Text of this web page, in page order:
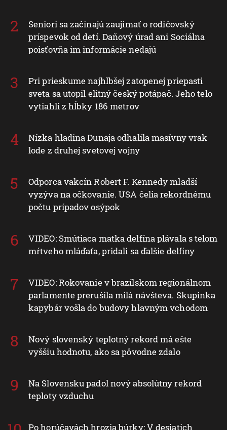
Seniori sa začínajú zaujímať o rodičovský
príspevok od detí. Daňový úrad ani Sociálna
poisťovňa im informácie nedajú
Pri prieskume najhlbšej zatopenej priepasti
sveta sa utopil elitný český potápač. Jeho telo
vytiahli z hĺbky 186 metrov
Nízka hladina Dunaja odhalila masívny vrak
lode z druhej svetovej vojny
Odporca vakcín Robert F. Kennedy mladší
vyzýva na očkovanie. USA čelia rekordnému
počtu prípadov osýpok
VIDEO: Smútiaca matka delfína plávala s telom
mŕtveho mláďaťa, pridali sa ďalšie delfíny
VIDEO: Rokovanie v brazílskom regionálnom
parlamente prerušila milá návšteva. Skupinka
kapybár vošla do budovy hlavným vchodom
Nový slovenský teplotný rekord má ešte
vyššiu hodnotu, ako sa pôvodne zdalo
Na Slovensku padol nový absolútny rekord
teploty vzduchu
Po horúčavách hrozia búrky: V desiatich